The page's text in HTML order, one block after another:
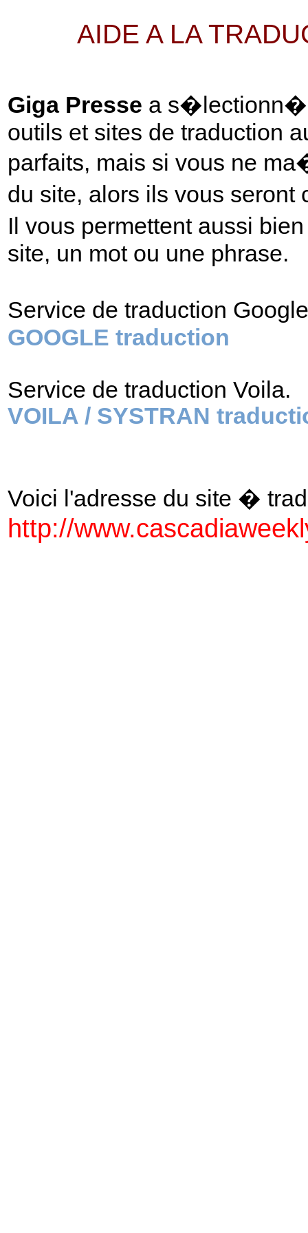
AIDE A LA
Giga Presse a s�lectionn�
outils et sites de traduction
parfaits, mais si vous ne
du site, alors ils vous
Il vous permettent aussi
site, un mot ou une phrase.
Service de traduction
GOOGLE traduction
Service de traduction Voila.
VOILA / SYSTRAN
Voici l'adresse du site �
http://